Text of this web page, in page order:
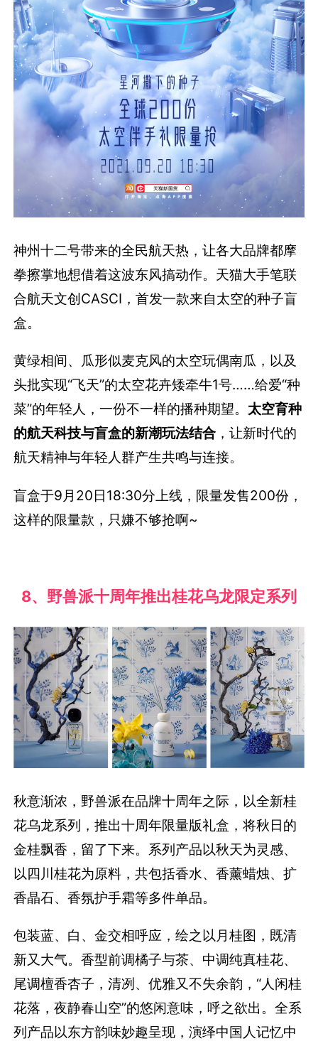
神州十二号带来的全民航天热，让各大品牌都摩
拳擦掌地想借着这波东风搞动作。天猫大手笔联
合航天文创CASCI，首发一款来自太空的种子盲
盒。
黄绿相间、瓜形似麦克风的太空玩偶南瓜，以及
头批实现“飞天”的太空花卉矮牵牛1号……给爱“种
菜”的年轻人，一份不一样的播种期望。 太空育种
的航天科技与盲盒的新潮玩法结合，让新时代的
航天精神与年轻人群产生共鸣与连接。
盲盒于9月20日18:30分上线，限量发售200份，
这样的限量款，只嫌不够抢啊~
8、野兽派十周年推出桂花乌龙限定系列
秋意渐浓，野兽派在品牌十周年之际，以全新桂
花乌龙系列，推出十周年限量版礼盒，将秋日的
金桂飘香，留了下来。系列产品以秋天为灵感、
以四川桂花为原料，共包括香水、香薰蜡烛、扩
香晶石、香氛护手霜等多件单品。
包装蓝、白、金交相呼应，绘之以月桂图，既清
新又大气。香型前调橘子与茶、中调纯真桂花、
尾调檀香杏子，清冽、优雅又不失余韵，“人闲桂
花落，夜静春山空”的悠闲意味，呼之欲出。全系
列产品以东方韵味妙趣呈现，演绎中国人记忆中